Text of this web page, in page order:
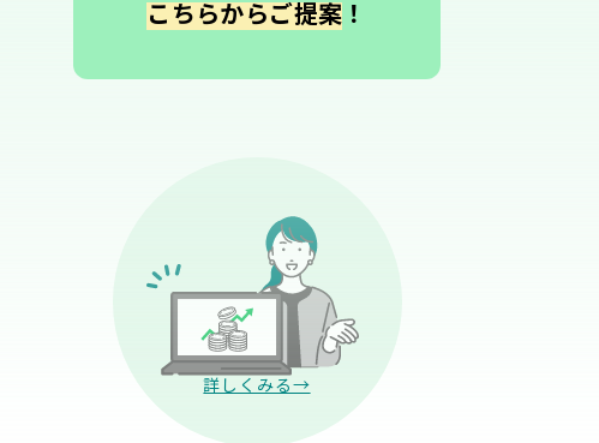
こちらからご提案 ！
詳しくみる→